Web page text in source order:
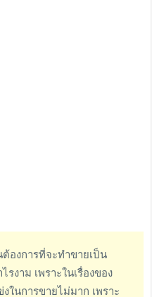
องการที่จะทำขายเป็น
งาม เพราะในเรื่องของ
ในการขายไม่มาก เพราะ